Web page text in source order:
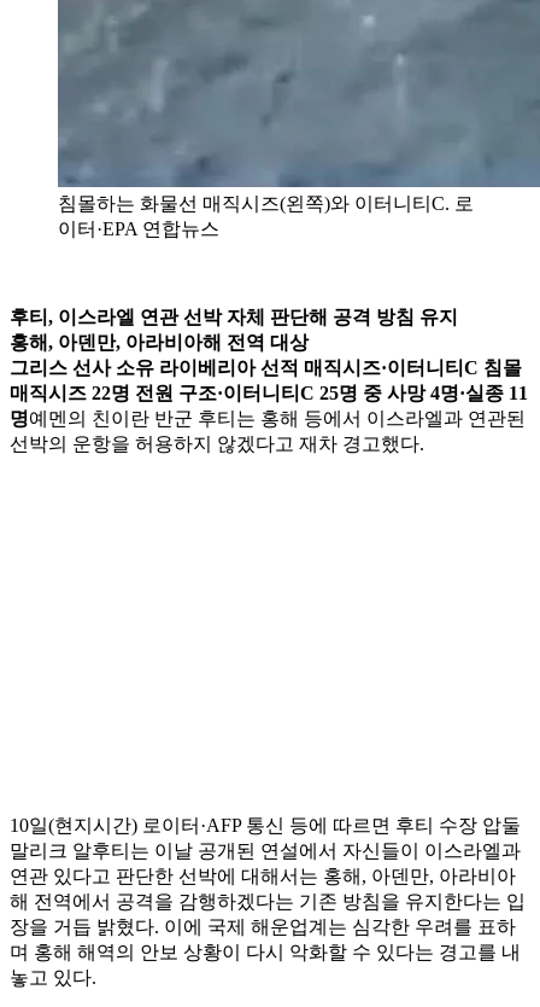
침몰하는 화물선 매직시즈(왼쪽)와 이터니티C. 로
이터·EPA 연합뉴스
후티, 이스라엘 연관 선박 자체 판단해 공격 방침 유지
홍해, 아덴만, 아라비아해 전역 대상
그리스 선사 소유 라이베리아 선적 매직시즈·이터니티C 침몰
매직시즈 22명 전원 구조·이터니티C 25명 중 사망 4명·실종 11
명예멘의 친이란 반군 후티는 홍해 등에서 이스라엘과 연관된
선박의 운항을 허용하지 않겠다고 재차 경고했다.
10일(현지시간) 로이터·AFP 통신 등에 따르면 후티 수장 압둘
말리크 알후티는 이날 공개된 연설에서 자신들이 이스라엘과
연관 있다고 판단한 선박에 대해서는 홍해, 아덴만, 아라비아
해 전역에서 공격을 감행하겠다는 기존 방침을 유지한다는 입
장을 거듭 밝혔다. 이에 국제 해운업계는 심각한 우려를 표하
며 홍해 해역의 안보 상황이 다시 악화할 수 있다는 경고를 내
놓고 있다.